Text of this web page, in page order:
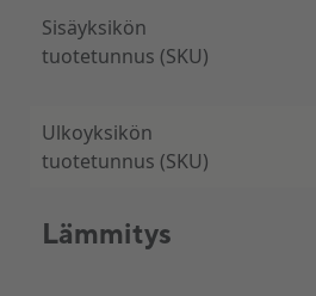
Sisäyksikön
tuotetunnus (SKU)
Ulkoyksikön
tuotetunnus (SKU)
Lämmitys